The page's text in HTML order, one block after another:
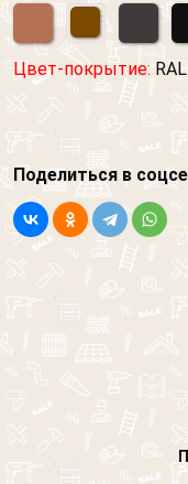
Цвет-покрытие:
Поделиться в